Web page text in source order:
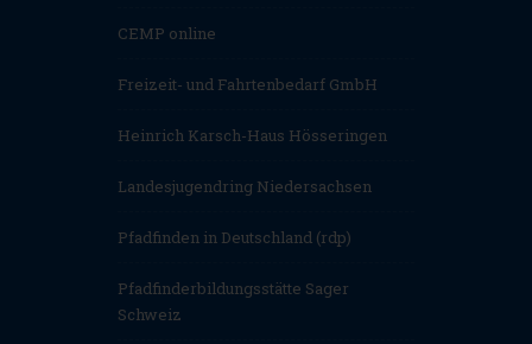
CEMP online
Freizeit- und Fahrtenbedarf GmbH
Heinrich Karsch-Haus Hösseringen
Landesjugendring Niedersachsen
Pfadfinden in Deutschland (rdp)
Pfadfinderbildungsstätte Sager
Schweiz